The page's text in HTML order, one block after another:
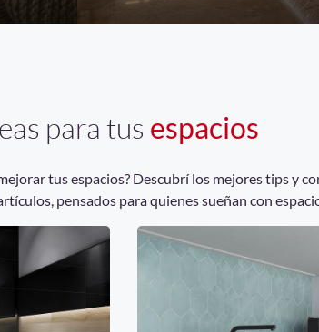
para tus espacios
tus espacios? Descubrí los mejores tips y
pensados para quienes sueñan con